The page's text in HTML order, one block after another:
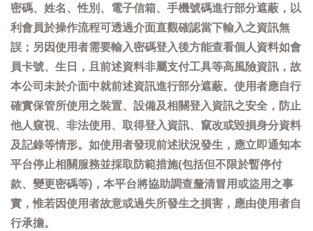
密碼、姓名、性別、電子信箱、手機號碼進行部分遮蔽，以
利會員於操作流程可透過介面直觀確認當下輸入之資訊無
誤；另因使用者需要輸入密碼登入後方能查看個人資料如會
員卡號、生日，且前述資料非屬支付工具等高風險資訊，故
本公司未於介面中就前述資訊進行部分遮蔽。使用者應自行
確實保管所使用之裝置、設備及相關登入資訊之安全，防止
他人窺視、非法使用、取得登入資訊、竄改或毀損身分資料
及記錄等情形。如使用者發現前述狀況發生，應立即通知本
平台停止相關服務並採取防範措施(包括但不限於暫停付
款、變更密碼等)，本平台將協助調查釐清冒用或盜用之事
實，惟若因使用者故意或過失所發生之損害，應由使用者自
行承擔。